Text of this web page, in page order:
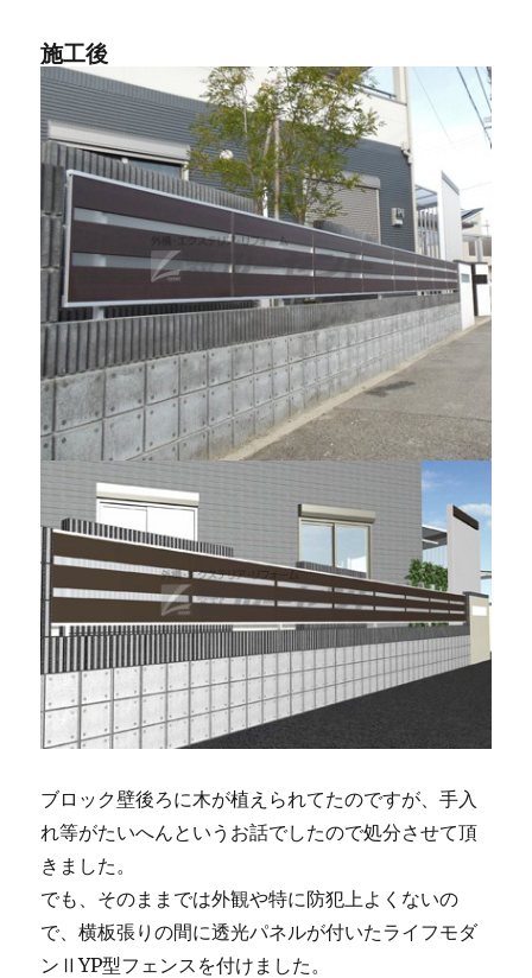
施工後
ブロック壁後ろに木が植えられてたのですが、手入
れ等がたいへんというお話でしたので処分させて頂
きました。
でも、そのままでは外観や特に防犯上よくないの
で、横板張りの間に透光パネルが付いたライフモダ
ンⅡYP型フェンスを付けました。